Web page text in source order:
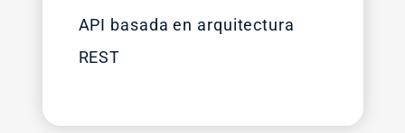
API basada en arquitectura
REST